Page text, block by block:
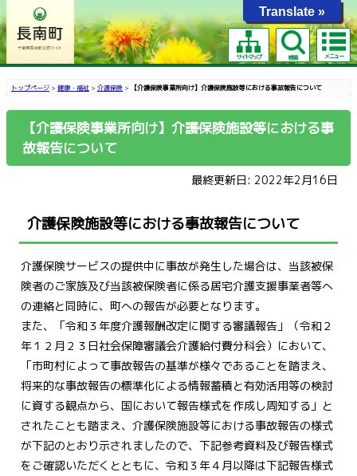
サイトマップ 検索 メニュー
トップページ > 健康・福祉 > 介護保険 > 【介護保険事業所向け】介護保険施設等における事故報告について
【介護保険事業所向け】介護保険施設等における事
故報告について
最終更新日: 2022年2月16日
介護保険施設等における事故報告について
介護保険サービスの提供中に事故が発生した場合は、当該被保
険者のご家族及び当該被保険者に係る居宅介護支援事業者等へ
の連絡と同時に、町への報告が必要となります。
また、「令和３年度介護報酬改定に関する審議報告」（令和２
年１２月２３日社会保障審議会介護給付費分科会）において、
「市町村によって事故報告の基準が様々であることを踏まえ、
将来的な事故報告の標準化による情報蓄積と有効活用等の検討
に資する観点から、国において報告様式を作成し周知する」と
されたことも踏まえ、介護保険施設等における事故報告の様式
が下記のとおり示されましたので、下記参考資料及び報告様式
をご確認いただくとともに、令和３年４月以降は下記報告様式
Translate »